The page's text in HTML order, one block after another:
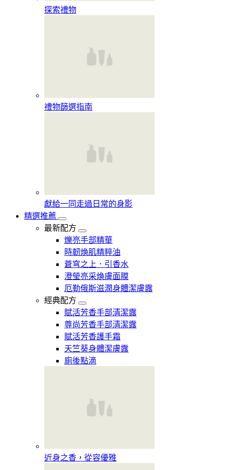
探索禮物
禮物篩選指南
獻給一同走過日常的身影
精選推薦
最新配方
爍亮手部精華
時韌煥肌精粹油
蒼穹之上．引香水
澄瑩亮采煥膚面膜
厄勒俄斯滋潤身體潔膚露
經典配方
賦活芳香手部清潔露
尊尚芳香手部清潔露
賦活芳香護手霜
天竺葵身體潔膚露
廁後點滴
近身之香，從容優雅